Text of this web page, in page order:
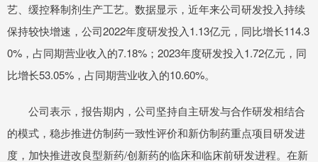
艺、缓控释制剂生产工艺。数据显示，近年来公司研发投入持续
保持较快增速，公司2022年度研发投入1.13亿元，同比增长114.3
0%，占同期营业收入的7.18%；2023年度研发投入1.72亿元，同
比增长53.05%，占同期营业收入的10.60%。
公司表示，报告期内，公司坚持自主研发与合作研发相结合
的模式，稳步推进仿制药一致性评价和新仿制药重点项目研发进
度，加快推进改良型新药/创新药的临床和临床前研发进程。在新